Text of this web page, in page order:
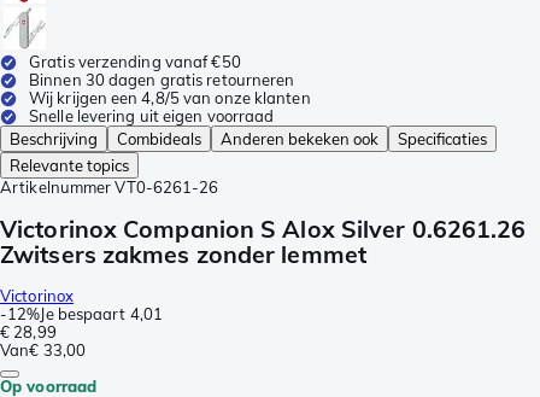
Gratis verzending vanaf €50
Binnen 30 dagen gratis retourneren
Wij krijgen een 4,8/5 van onze klanten
Snelle levering uit eigen voorraad
Beschrijving
Combideals Anderen bekeken ook
Specificaties
Relevante topics
Artikelnummer VT0-6261-26
Victorinox Companion S Alox Silver 0.6261.26
Zwitsers zakmes zonder lemmet
Victorinox
-12%Je bespaart 4,01
€ 28,99
Van€ 33,00
Op voorraad